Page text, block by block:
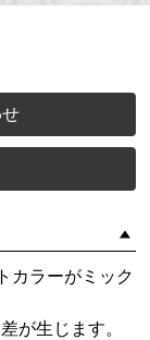
カラーがミック
が生じます。